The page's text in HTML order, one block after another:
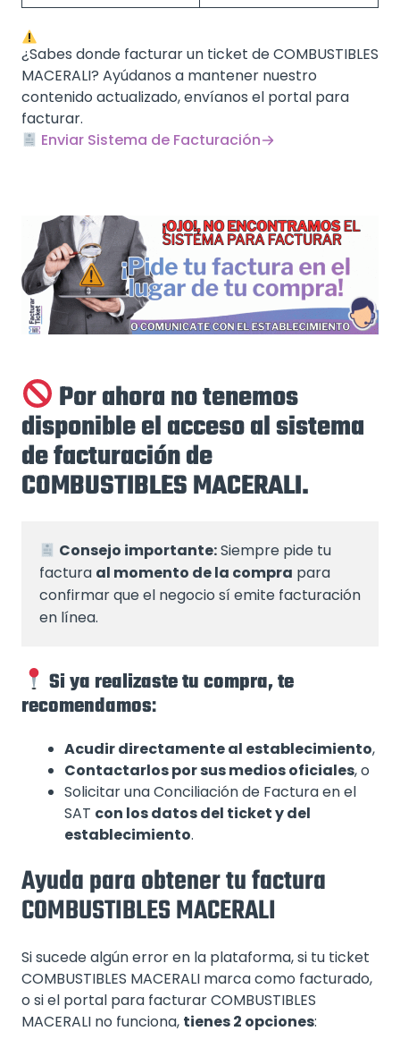
¿Sabes donde facturar un ticket de COMBUSTIBLES
MACERALI? Ayúdanos a mantener nuestro
contenido actualizado, envíanos el portal para
facturar.
Enviar Sistema de Facturación
Por ahora no tenemos
disponible el acceso al sistema
de facturación de
COMBUSTIBLES MACERALI.
Consejo importante: Siempre pide tu
factura al momento de la compra para
confirmar que el negocio sí emite facturación
en línea.
Si ya realizaste tu compra, te
recomendamos:
Acudir directamente al establecimiento,
Contactarlos por sus medios oficiales, o
Solicitar una Conciliación de Factura en el
SAT con los datos del ticket y del
establecimiento.
Ayuda para obtener tu factura
COMBUSTIBLES MACERALI
Si sucede algún error en la plataforma, si tu ticket
COMBUSTIBLES MACERALI marca como facturado,
o si el portal para facturar COMBUSTIBLES
MACERALI no funciona, tienes 2 opciones: